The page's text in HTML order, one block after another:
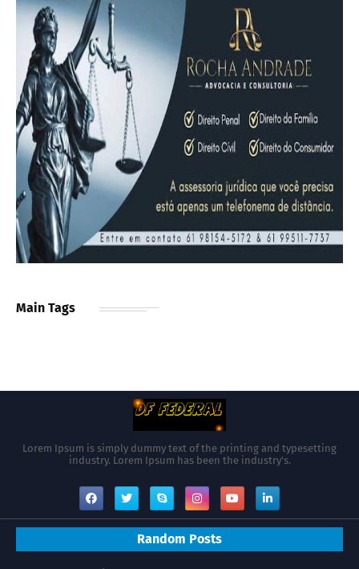
Main Tags
Lorem Ipsum is simply dummy text of the printing and typesetting
industry. Lorem Ipsum has been the industry's.
Random Posts